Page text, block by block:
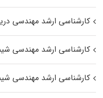
کارشناسی ارشد مهندسی
کارشناسی ارشد مهندسی
کارشناسی ارشد مهندسی